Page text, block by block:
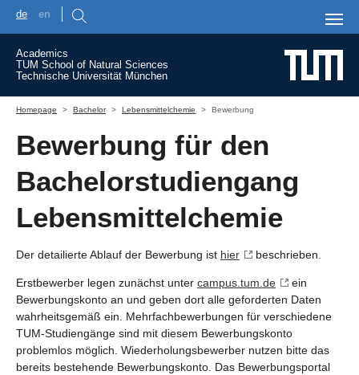
de en
Academics
TUM School of Natural Sciences
Technische Universität München
Homepage
Bachelor Lebensmittelchemie Bewerbung
Bewerbung für den
Bachelorstudiengang
Lebensmittelchemie
Der detailierte Ablauf der Bewerbung ist hier beschrieben.
Erstbewerber legen zunächst unter campus.tum.de
ein
Bewerbungskonto an und geben dort alle geforderten Daten
wahrheitsgemäß ein. Mehrfachbewerbungen für verschiedene
TUM-Studiengänge sind mit diesem Bewerbungskonto
problemlos möglich. Wiederholungsbewerber nutzen bitte das
bereits bestehende Bewerbungskonto. Das Bewerbungsportal